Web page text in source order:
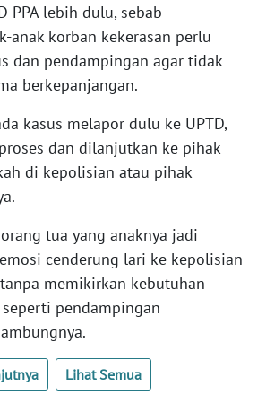
PPA lebih dulu, sebab
anak korban kekerasan perlu
dan pendampingan agar tidak
berkepanjangan.
kasus melapor dulu ke UPTD,
dan dilanjutkan ke pihak
di kepolisian atau pihak
tua yang anaknya jadi
cenderung lari ke kepolisian
memikirkan kebutuhan
pendampingan
Lihat Semua